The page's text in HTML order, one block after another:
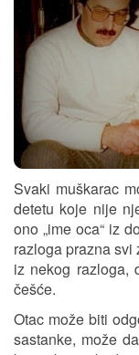
Svaki muškarac
detetu koje nije
ono „ime oca“ iz
razloga prazna svi
iz nekog razloga,
češće.
Otac može biti
sastanke, može